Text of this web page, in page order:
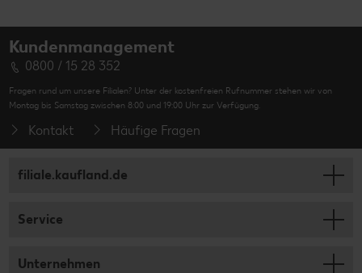
Kundenmanagement
0800 / 15 28 352
Fragen rund um unsere Filialen? Unter der kostenfreien Rufnummer stehen wir von
Montag bis Samstag zwischen 8:00 und 19:00 Uhr zur Verfügung.
Kontakt Häufige Fragen
filiale.kaufland.de
Service
Unternehmen